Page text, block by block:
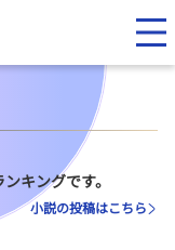
キングです。
小説の投稿はこちら